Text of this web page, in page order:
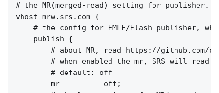
# the MR(merged-read) setting for publisher.
vhost mrw.srs.com {
# the config for FMLE/Flash publisher,
    publish {
# about MR, read https://github.com/
# when enabled the mr, SRS will read
        # default: off
        mr          off;